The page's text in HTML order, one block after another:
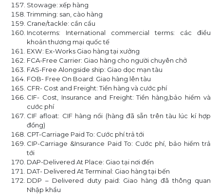
Stowage: xếp hàng
Trimming: san, cào hàng
Crane/tackle: cần cẩu
Incoterms: International commercial terms: các điều
khoản thương mại quốc tế
EXW: Ex-Works Giao hàng tại xưởng
FCA-Free Carrier: Giao hàng cho người chuyên chở
FAS-Free Alongside ship: Giao dọc mạn tàu
FOB- Free On Board: Giao hàng lên tàu
CFR- Cost and Freight: Tiền hàng và cước phí
CIF- Cost, Insurance and Freight: Tiền hàng,bảo hiểm và
cước phí
CIF afloat: CIF hàng nổi (hàng đã sẵn trên tàu lúc kí hợp
đồng)
CPT-Carriage Paid To: Cước phí trả tới
CIP-Carriage &Insurance Paid To: Cước phí, bảo hiểm trả
tới
DAP-Delivered At Place: Giao tại nơi đến
DAT- Delivered At Terminal: Giao hàng tại bến
DDP – Delivered duty paid: Giao hàng đã thông quan
Nhập khẩu